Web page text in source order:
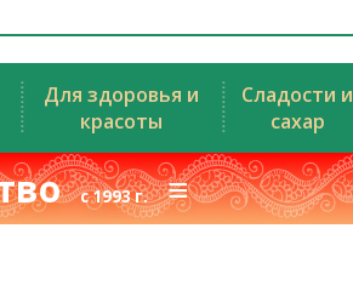
Для здоровья и
красоты
Сладости и
сахар
с 1993 г.≡